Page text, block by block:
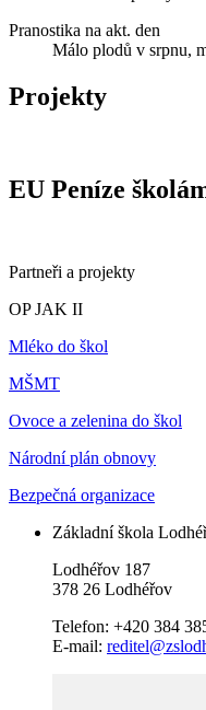
Pranostika na akt. den
Málo plodů v srpnu,
Projekty
EU Peníze
Partneři a projekty
OP JAK II
Mléko do škol
MŠMT
Ovoce a zelenina do škol
Národní plán obnovy
Bezpečná organizace
Základní škola
Lodhéřov 187
378 26 Lodhéřov
Telefon: +420 384
E-mail: